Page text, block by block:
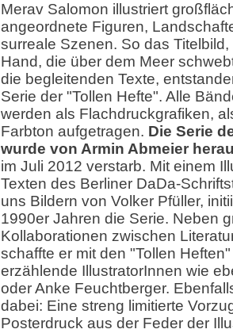
Merav Salomon illustriert
angeordnete Figuren,
surreale Szenen. So das
Hand, die über dem Meer
die begleitenden Texte,
Serie der "Tollen Hefte". Alle
werden als Flachdruckgrafiken,
Farbton aufgetragen. Die Serie
wurde von Armin Abmeier
im Juli 2012 verstarb. Mit einem
Texten des Berliner DaDa-
uns Bildern von Volker Pfüller,
1990er Jahren die Serie. Neben
Kollaborationen zwischen
schaffte er mit den "Tollen
erzählende IllustratorInnen wie
oder Anke Feuchtberger.
dabei: Eine streng limitierte
Posterdruck aus der Feder der